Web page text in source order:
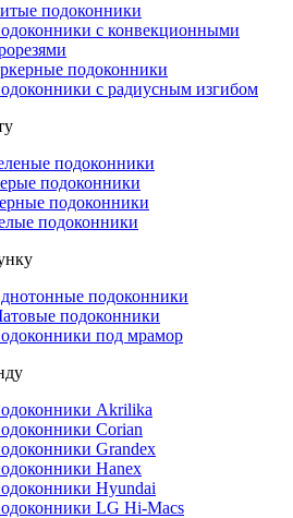
подоконники
с конвекционными
подоконники
с радиусным изгибом
подоконники
подоконники
подоконники
подоконники
подоконники
подоконники
под мрамор
Akrilika
Corian
Grandex
Hanex
Hyundai
LG Hi-Macs